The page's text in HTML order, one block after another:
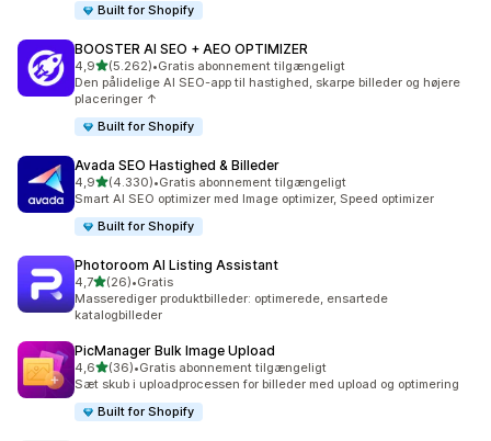
Built for Shopify
BOOSTER AI SEO + AEO OPTIMIZER
4,9ud af 5 stjerner
(5.262)
5262 anmeldelser i alt
•Gratis abonnement tilgængeligt
Den pålidelige AI SEO-app til hastighed, skarpe billeder og højere
placeringer ↑
Built for Shopify
Avada SEO Hastighed & Billeder
4,9ud af 5 stjerner
(4.330)
4330 anmeldelser i alt
•Gratis abonnement tilgængeligt
Smart AI SEO optimizer med Image optimizer, Speed optimizer
Built for Shopify
Photoroom AI Listing Assistant
4,7ud af 5 stjerner
(26)
26 anmeldelser i alt
•Gratis
Masserediger produktbilleder: optimerede, ensartede
katalogbilleder
PicManager Bulk Image Upload
4,6ud af 5 stjerner
(36)
36 anmeldelser i alt
•Gratis abonnement tilgængeligt
Sæt skub i uploadprocessen for billeder med upload og optimering
Built for Shopify